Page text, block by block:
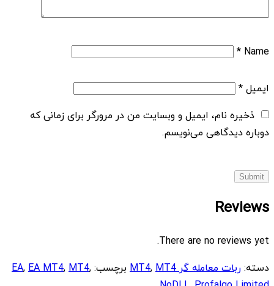
Name
*
ایمیل*
ذخیره نام، ایمیل و وبسایت من در مرورگر برای زمانی که
دوباره دیدگاهی می‌نویسم.
Reviews
There are no reviews yet.
دسته:ربات معامله گر MT4 ,MT4 برچسب: EA,EA MT4,MT4,